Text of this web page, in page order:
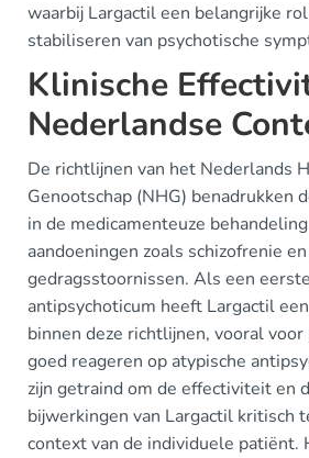
waarbij Largactil een belangrijke
stabiliseren van psychotische
Klinische
Nederlandse
De richtlijnen van het Nederlands
Genootschap (NHG) benadrukken
in de medicamenteuze
aandoeningen zoals schizofrenie
gedragsstoornissen. Als een
antipsychoticum heeft Largactil
binnen deze richtlijnen, vooral
goed reageren op atypische
zijn getraind om de effectiviteit en
bijwerkingen van Largactil kritisch
context van de individuele patiënt.